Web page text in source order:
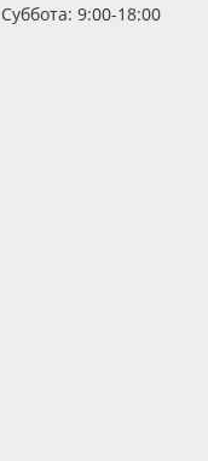
9:00-18:00